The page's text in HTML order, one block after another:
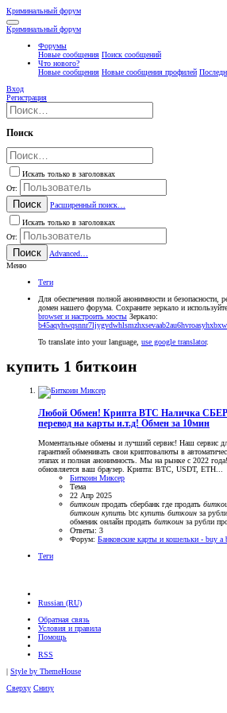
Криминальный форум
Криминальный форум
Форумы
Новые сообщения Поиск сообщений
Что нового?
Новые сообщения Новые сообщения профилей
Вход
Регистрация
Поиск
Искать только в заголовках
От:
Поиск
Расширенный поиск…
Искать только в заголовках
От:
Поиск
Advanced…
Меню
Теги
Для обеспечения полной анонимности и безопасности,
домен нашего форума. Сохраните зеркало и
browser и настроить мосты Зеркало:
To translate into your language, use google translator.
купить 1 биткоин
Любой Обмен! Крипта BTC Наличка
перевод на карты и.т.д! Обмен за 10мин
Моментальные обмены и лучший сервис! Наш сервис
гарантией обменивать свои криптовалюты в
этапах и полная анонимность. Мы на рынке с 2022
обновляется ваш браузер. Крипта: BTC, USDT, ETH...
Биткоин Миксер
Тема
22 Апр 2025
биткоин продать сбербанк где продать
биткоин купить btc купить биткоин за рубли
обменик онлайн продать биткоин за рубли
Ответы: 3
Форум: Банковские карты и кошельки - buy a
Теги
Russian (RU)
Обратная связь
Условия и правила
Помощь
RSS
| Style by ThemeHouse
Сверху Снизу